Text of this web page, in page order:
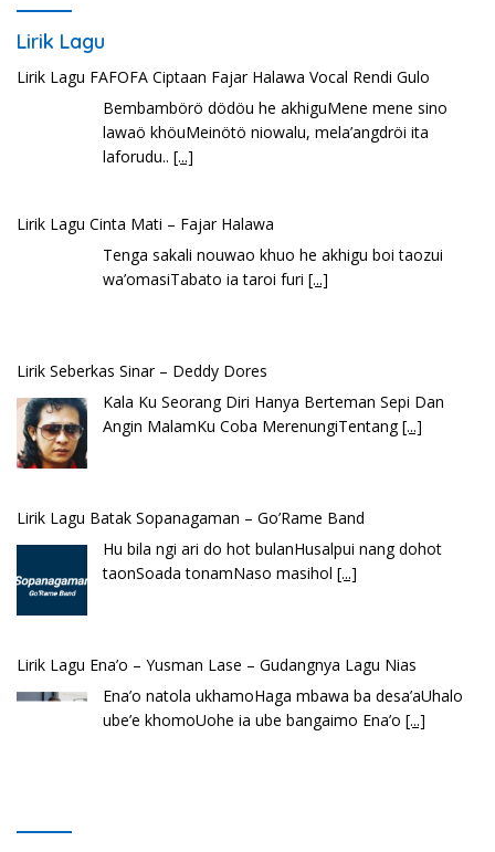
Lirik Lagu
Lirik Lagu FAFOFA Ciptaan Fajar Halawa Vocal Rendi Gulo
Bembambörö dödöu he akhiguMene mene sino
lawaö khöuMeinötö niowalu, mela’angdröi ita
laforudu.. [...]
Lirik Lagu Cinta Mati – Fajar Halawa
Tenga sakali nouwao khuo he akhigu boi taozui
wa’omasiTabato ia taroi furi [...]
Lirik Seberkas Sinar – Deddy Dores
Kala Ku Seorang Diri Hanya Berteman Sepi Dan
Angin MalamKu Coba MerenungiTentang[...]
Lirik Lagu Batak Sopanagaman – Go’Rame Band
Hu bila ngi ari do hot bulanHusalpui nang dohot
taonSoada tonamNaso masihol [...]
Lirik Lagu Ena’o – Yusman Lase – Gudangnya Lagu Nias
Ena’o natola ukhamoHaga mbawa ba desa’aUhalo
ube’e khomoUohe ia ube bangaimo Ena’o [...]